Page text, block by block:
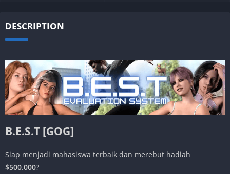
DESCRIPTION
B.E.S.T [GOG]
Siap menjadi mahasiswa terbaik dan merebut hadiah
$500.000?